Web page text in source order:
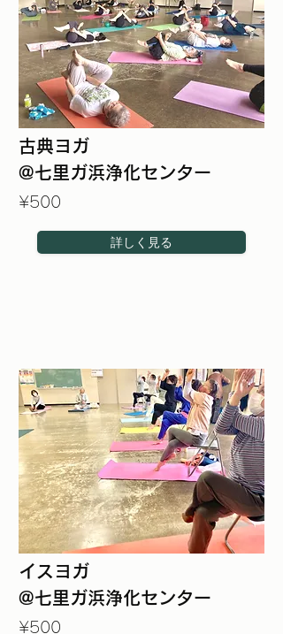
古典ヨガ
@七里ガ浜浄化センター
¥500
詳しく見る
イスヨガ
@七里ガ浜浄化センター
¥500